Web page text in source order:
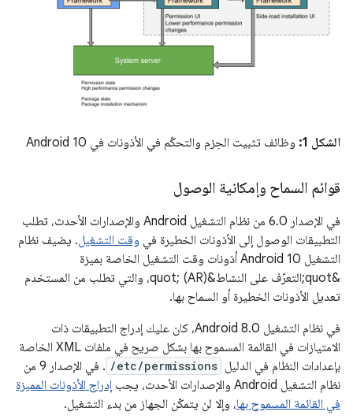
الشكل 1: وظائف تثبيت الحِزم والتحكّم في الأذونات في Android 10
قوائم السماح وإمكانية الوصول
في الإصدار 6.0 من نظام التشغيل Android والإصدارات الأحدث، تطلب
التطبيقات الوصول إلى الأذونات الخطيرة في وقت التشغيل. يضيف نظام
التشغيل Android 10 أذونات وقت التشغيل الخاصة بميزة
&quot;التعرّف على النشاط&quot; (AR)، والتي تطلب من المستخدم
تعديل الأذونات الخطيرة أو السماح بها.
في نظام التشغيل Android 8.0، كان عليك إدراج التطبيقات ذات
الامتيازات في القائمة المسموح بها بشكل صريح في ملفات XML الخاصة
بإعدادات النظام في الدليل /etc/permissions
. في الإصدار 9 من
نظام التشغيل Android والإصدارات الأحدث، يجب
إدراج الأذونات المميزة
في القائمة المسموح بها، وإلا لن يتمكّن الجهاز من بدء التشغيل.